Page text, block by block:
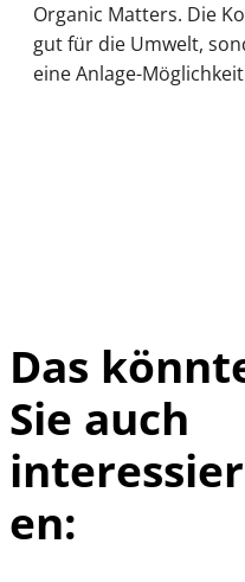
Organic Matters. Die
gut für die Umwelt,
eine Anlage-
Das
Sie auch
interessier
en: